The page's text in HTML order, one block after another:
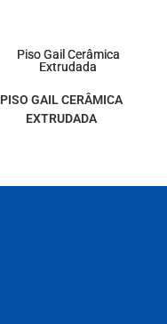
PISO GAIL CERÂMICA
EXTRUDADA